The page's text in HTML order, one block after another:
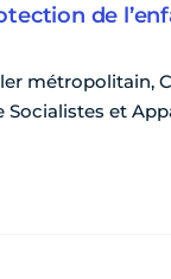
de
métropolitain,
et